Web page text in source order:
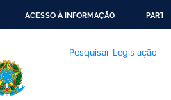
O
CONTEÚDO
ACESSO À INFORMAÇÃO
Pesquisar Legislação